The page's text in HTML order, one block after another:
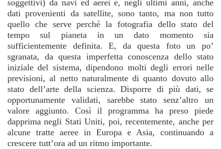
soggettivi) da navi ed aerei e, negli ultimi anni, anche
dati provenienti da satellite, sono tanto, ma non tutto
quello che serve perché la fotografia dello stato del
tempo sul pianeta in un dato momento sia
sufficientemente definita. E, da questa foto un po’
sgranata, da questa imperfetta conoscenza dello stato
iniziale del sistema, dipendono molti degli errori nelle
previsioni, al netto naturalmente di quanto dovuto allo
stato dell’arte della scienza. Disporre di più dati, se
opportunamente validati, sarebbe stato senz’altro un
valore aggiunto. Così il programma ha preso piede
dapprima negli Stati Uniti, poi, recentemente, anche per
alcune tratte aeree in Europa e Asia, continuando a
crescere tutt’ora ad un ritmo importante.